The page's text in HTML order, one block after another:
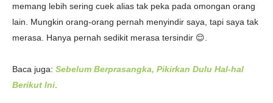
memang lebih sering cuek alias tak peka pada omongan orang
lain. Mungkin orang-orang pernah menyindir saya, tapi saya tak
merasa. Hanya pernah sedikit merasa tersindir 😌.
Baca juga: Sebelum Berprasangka, Pikirkan Dulu Hal-hal
Berikut Ini